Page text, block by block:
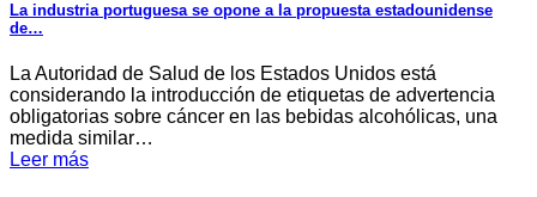
La industria portuguesa se opone a la propuesta estadounidense
de…
La Autoridad de Salud de los Estados Unidos está
considerando la introducción de etiquetas de advertencia
obligatorias sobre cáncer en las bebidas alcohólicas, una
medida similar…
Leer más